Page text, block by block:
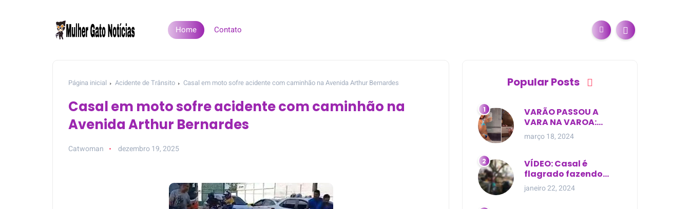
Home Contato
Página inicial Acidente de Trânsito Casal em moto sofre acidente com caminhão na Avenida Arthur Bernardes
Casal em moto sofre acidente com caminhão na
Avenida Arthur Bernardes
Catwoman dezembro 19, 2025
Popular Posts
VARÃO PASSOU A
VARA NA VAROA:
Esposa de pregador
evangélico descobre
extra-conjugal
março 18, 2024
VÍDEO: Casal é
flagrado fazendo
sexo dentro de
cemitério, em cima de
janeiro 22, 2024